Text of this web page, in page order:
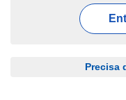
Precisa